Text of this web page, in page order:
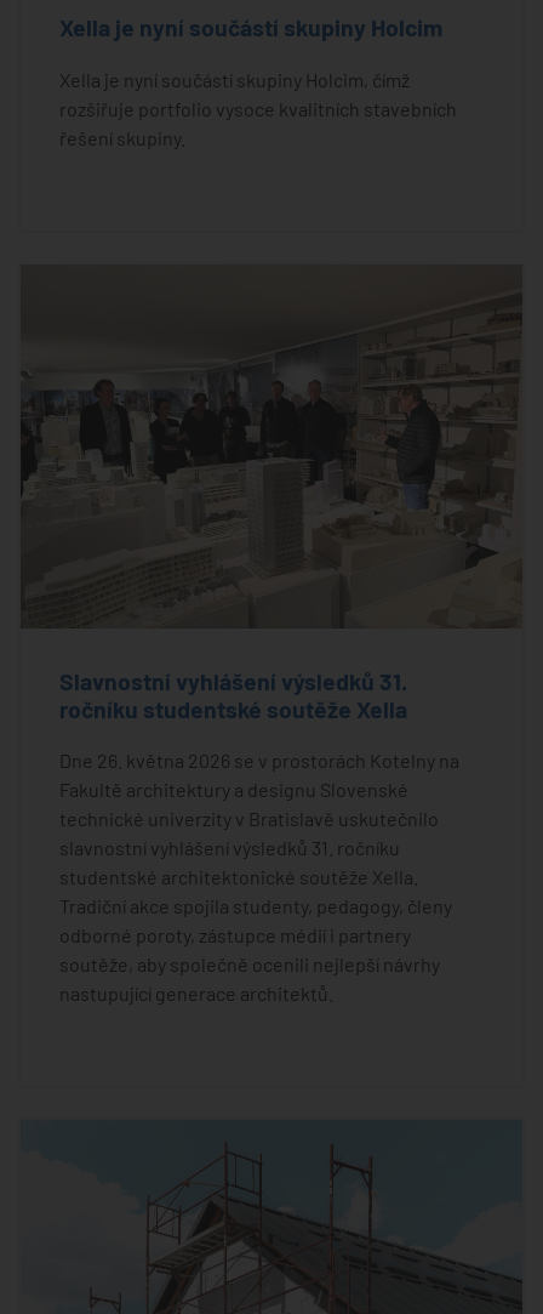
Xella je nyní součástí skupiny Holcim
Xella je nyní součástí skupiny Holcim, čímž
rozšiřuje portfolio vysoce kvalitních stavebních
řešení skupiny.
Slavnostní vyhlášení výsledků 31.
ročníku studentské soutěže Xella
Dne 26. května 2026 se v prostorách Kotelny na
Fakultě architektury a designu Slovenské
technické univerzity v Bratislavě uskutečnilo
slavnostní vyhlášení výsledků 31. ročníku
studentské architektonické soutěže Xella.
Tradiční akce spojila studenty, pedagogy, členy
odborné poroty, zástupce médií i partnery
soutěže, aby společně ocenili nejlepší návrhy
nastupující generace architektů.